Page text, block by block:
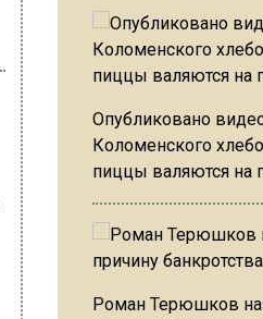
Опубликовано
Коломенского
пиццы валяются на
Роман Терюшков